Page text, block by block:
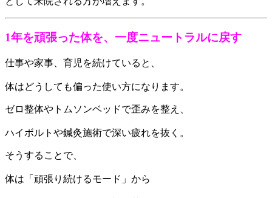
1年を頑張った体を、一度ニュートラルに戻す
仕事や家事、育児を続けていると、
体はどうしても偏った使い方になります。
ゼロ整体やトムソンベッドで歪みを整え、
ハイボルトや鍼灸施術で深い疲れを抜く。
そうすることで、
体は「頑張り続けるモード」から